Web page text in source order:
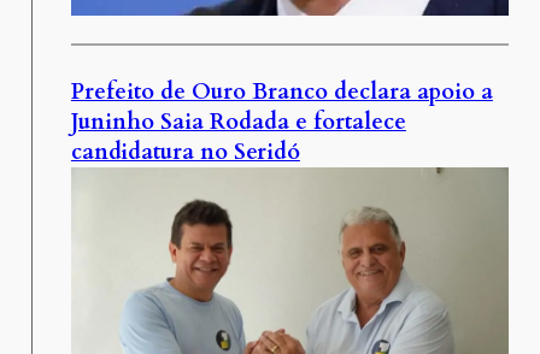
Prefeito de Ouro Branco declara apoio a
Juninho Saia Rodada e fortalece
candidatura no Seridó